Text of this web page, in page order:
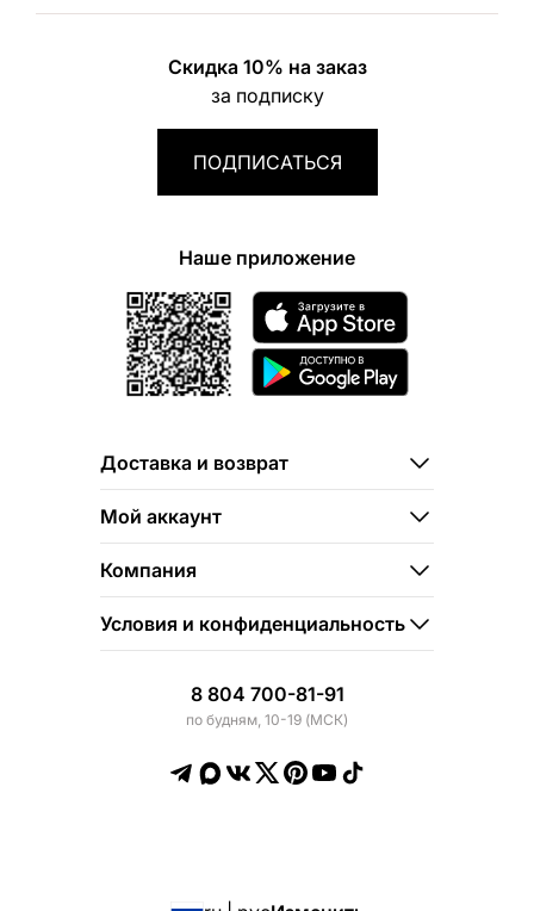
Скидка 10% на заказ
за подписку
ПОДПИСАТЬСЯ
Наше приложение
Доставка и возврат
Мой аккаунт
Компания
Условия и конфиденциальность
8 804 700-81-91
по будням, 10-19 (МСК)